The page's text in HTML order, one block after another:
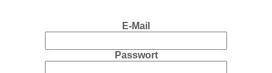
E-Mail
Passwort